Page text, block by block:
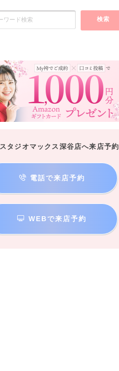
検索
スタジオマックス深谷店へ来店予約
電話で来店予約
WEBで来店予約